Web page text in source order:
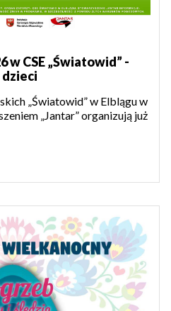
w CSE „Światowid” -
„Światowid” w Elblągu w
„Jantar” organizują już